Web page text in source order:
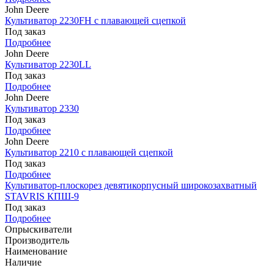
John Deere
Культиватор 2230FH с плавающей сцепкой
Под заказ
Подробнее
John Deere
Культиватор 2230LL
Под заказ
Подробнее
John Deere
Культиватор 2330
Под заказ
Подробнее
John Deere
Культиватор 2210 с плавающей сцепкой
Под заказ
Подробнее
Культиватор-плоскорез девятикорпусный широкозахватный
STAVRIS КПШ-9
Под заказ
Подробнее
Опрыскиватели
Производитель
Наименование
Наличие